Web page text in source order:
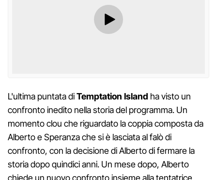
L'ultima puntata diTemptation Island ha visto un
confronto inedito nella storia del programma. Un
momento clou che riguardato la coppia composta da
Alberto e Speranza che si è lasciata al falò di
confronto, con la decisione di Alberto di fermare la
storia dopo quindici anni. Un mese dopo, Alberto
chiede un nuovo confronto insieme alla tentatrice